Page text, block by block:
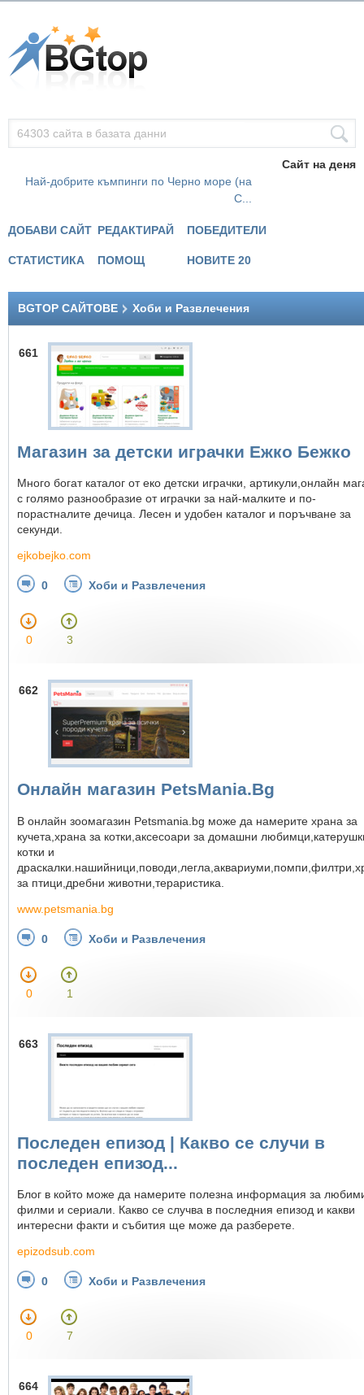
Сайт на деня
Най-добрите къмпинги по Черно море (на
С...
ДОБАВИ САЙТ РЕДАКТИРАЙ ПОБЕДИТЕЛИ
СТАТИСТИКА ПОМОЩ НОВИТЕ 20
BGTOP САЙТОВЕ Хоби и Развлечения
661
Магазин за детски играчки Ежко Бежко
Много богат каталог от еко детски играчки, артикули,онлайн
с голямо разнообразие от играчки за най-малките и по-
порастналите дечица. Лесен и удобен каталог и поръчване за
секунди.
ejkobejko.com
0 Хоби и Развлечения
0 3
662
Онлайн магазин PetsMania.Bg
В онлайн зоомагазин Petsmania.bg може да намерите храна за
кучета,храна за котки,аксесоари за домашни
котки и
за птици,дребни животни,тераристика.
www.petsmania.bg
0 Хоби и Развлечения
0 1
663
Последен епизод | Какво се случи в
последен епизод...
Блог в който може да намерите полезна информация за
филми и сериали. Какво се случва в последния епизод и какви
интересни факти и събития ще може да разберете.
epizodsub.com
0 Хоби и Развлечения
0 7
664